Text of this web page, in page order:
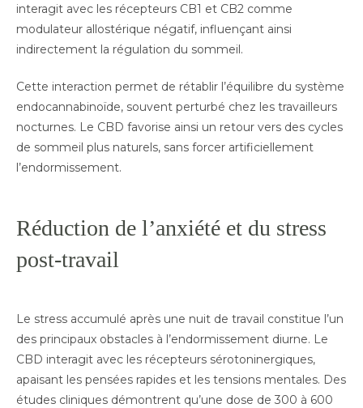
interagit avec les récepteurs CB1 et CB2 comme
modulateur allostérique négatif, influençant ainsi
indirectement la régulation du sommeil.
Cette interaction permet de rétablir l’équilibre du système
endocannabinoïde, souvent perturbé chez les travailleurs
nocturnes. Le CBD favorise ainsi un retour vers des cycles
de sommeil plus naturels, sans forcer artificiellement
l’endormissement.
Réduction de l’anxiété et du stress
post-travail
Le stress accumulé après une nuit de travail constitue l’un
des principaux obstacles à l’endormissement diurne. Le
CBD interagit avec les récepteurs sérotoninergiques,
apaisant les pensées rapides et les tensions mentales. Des
études cliniques démontrent qu’une dose de 300 à 600